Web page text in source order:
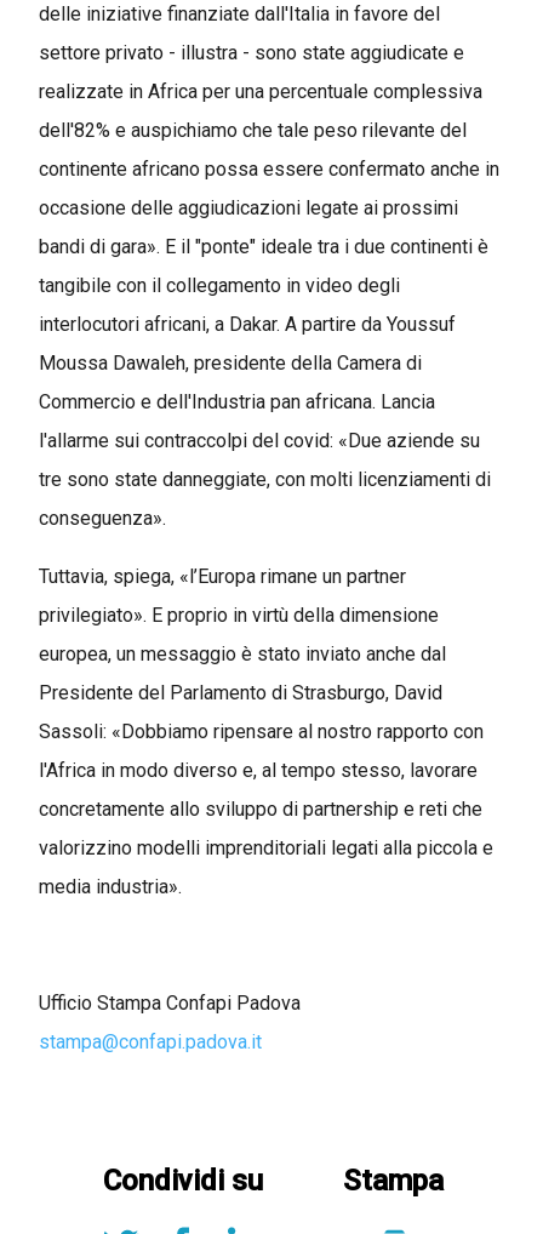
delle iniziative finanziate dall'Italia in favore del
settore privato - illustra - sono state aggiudicate e
realizzate in Africa per una percentuale complessiva
dell'82% e auspichiamo che tale peso rilevante del
continente africano possa essere confermato anche in
occasione delle aggiudicazioni legate ai prossimi
bandi di gara». E il "ponte" ideale tra i due continenti è
tangibile con il collegamento in video degli
interlocutori africani, a Dakar. A partire da Youssuf
Moussa Dawaleh, presidente della Camera di
Commercio e dell'Industria pan africana. Lancia
l'allarme sui contraccolpi del covid: «Due aziende su
tre sono state danneggiate, con molti licenziamenti di
conseguenza».
Tuttavia, spiega, «l’Europa rimane un partner
privilegiato». E proprio in virtù della dimensione
europea, un messaggio è stato inviato anche dal
Presidente del Parlamento di Strasburgo, David
Sassoli: «Dobbiamo ripensare al nostro rapporto con
l'Africa in modo diverso e, al tempo stesso, lavorare
concretamente allo sviluppo di partnership e reti che
valorizzino modelli imprenditoriali legati alla piccola e
media industria».
Ufficio Stampa Confapi Padova
stampa@confapi.padova.it
Condividi su Stampa